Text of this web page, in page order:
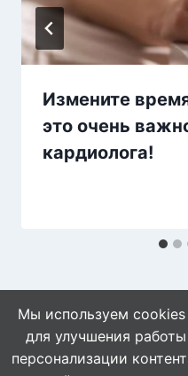
Измените
это очень
кардиолога!
Мы используем cookies
для улучшения
персонализации